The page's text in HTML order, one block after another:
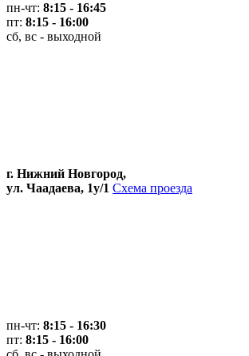
пн-чт: 8:15 - 16:45
пт: 8:15 - 16:00
сб, вс - выходной
г. Нижний Новгород,
ул. Чаадаева, 1у/1 Схема проезда
пн-чт: 8:15 - 16:30
пт: 8:15 - 16:00